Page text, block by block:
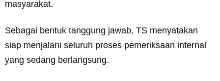
masyarakat.
Sebagai bentuk tanggung jawab, TS menyatakan
siap menjalani seluruh proses pemeriksaan internal
yang sedang berlangsung.